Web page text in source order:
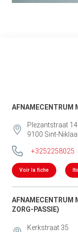
AFNAMECENTRUM
Plezantstraat
9100 Sint-
+3252258025
Voir la fiche
AFNAMECENTRUM
ZORG-PASSIE)
Kerkstraat 35